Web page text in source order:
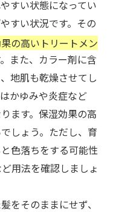
すい状態になってい
すい状況です。その
の高いトリートメン
また、カラー剤に含
地肌も乾燥させてし
かゆみや炎症など
ます。保湿効果の高
しょう。ただし、育
色落ちをする可能性
用法を確認しましょ
をそのままにせず、